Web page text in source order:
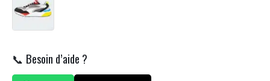
📞 Besoin d’aide ?